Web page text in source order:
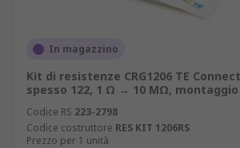
In magazzino
Kit di resistenze CRG1206 TE
spesso 122, 1 Ω → 10 MΩ,
Codice RS 223-2798
Codice costruttore RES KIT 1206RS
Prezzo per 1 unità